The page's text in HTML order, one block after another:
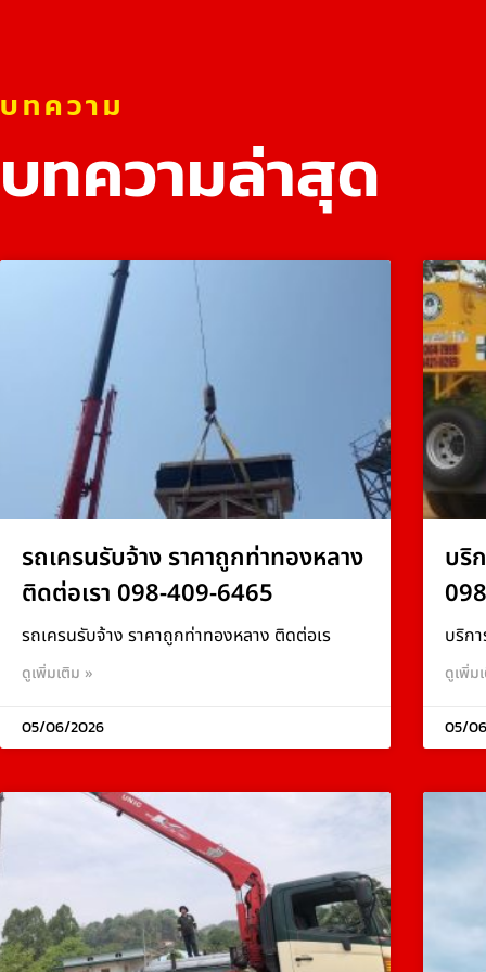
บทความ
บทความล่าสุด
รถเครนรับจ้าง ราคาถูกท่าทองหลาง
ติดต่อเรา 098-409-6465
รถเครนรับจ้าง ราคาถูกท่าทองหลาง ติดต่อเร
ดูเพิ่มเติม »
05/06/2026
บริ
บริก
ดูเพิ่ม
05/